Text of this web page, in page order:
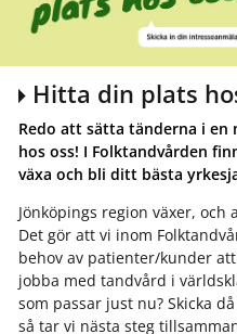
Hitta din plats
Redo att sätta tänderna i
hos oss! I Folktandvården
växa och bli ditt bästa
Jönköpings region växer, och
Det gör att vi inom
behov av patienter/kunder
jobba med tandvård i
som passar just nu? Skicka
så tar vi nästa steg